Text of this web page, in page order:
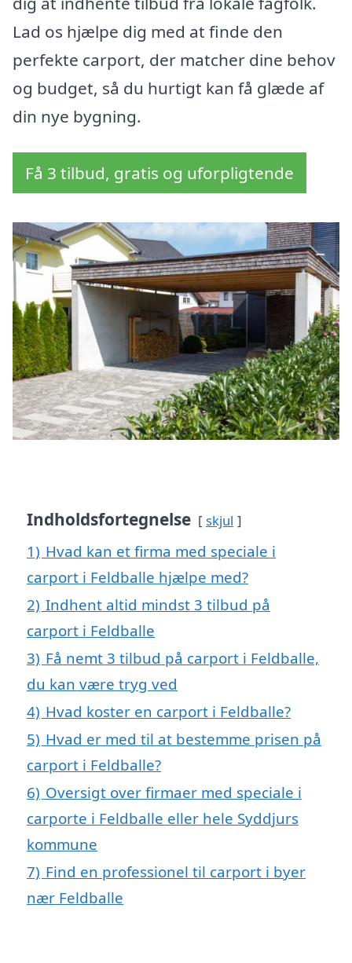
Lad os hjælpe dig med at finde den
perfekte carport, der matcher dine behov
og budget, så du hurtigt kan få glæde af
din nye bygning.
Få 3 tilbud, gratis og uforpligtende
Indholdsfortegnelse skjul
1) Hvad kan et firma med speciale i
carport i Feldballe hjælpe med?
2) Indhent altid mindst 3 tilbud på
carport i Feldballe
3) Få nemt 3 tilbud på carport i Feldballe,
du kan være tryg ved
4) Hvad koster en carport i Feldballe?
5) Hvad er med til at bestemme prisen på
carport i Feldballe?
6) Oversigt over firmaer med speciale i
carporte i Feldballe eller hele Syddjurs
kommune
7) Find en professionel til carport i byer
nær Feldballe